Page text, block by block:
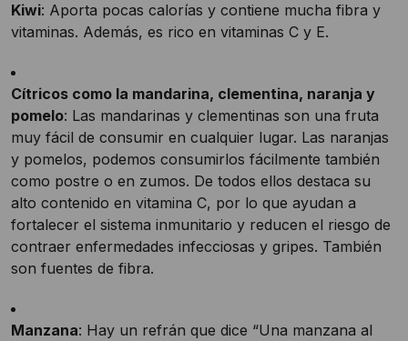
Kiwi: Aporta pocas calorías y contiene mucha fibra y
vitaminas. Además, es rico en vitaminas C y E.
Cítricos como la mandarina, clementina, naranja y
pomelo: Las mandarinas y clementinas son una fruta
muy fácil de consumir en cualquier lugar. Las naranjas
y pomelos, podemos consumirlos fácilmente también
como postre o en zumos. De todos ellos destaca su
alto contenido en vitamina C, por lo que ayudan a
fortalecer el sistema inmunitario y reducen el riesgo de
contraer enfermedades infecciosas y gripes. También
son fuentes de fibra.
Manzana: Hay un refrán que dice “Una manzana al